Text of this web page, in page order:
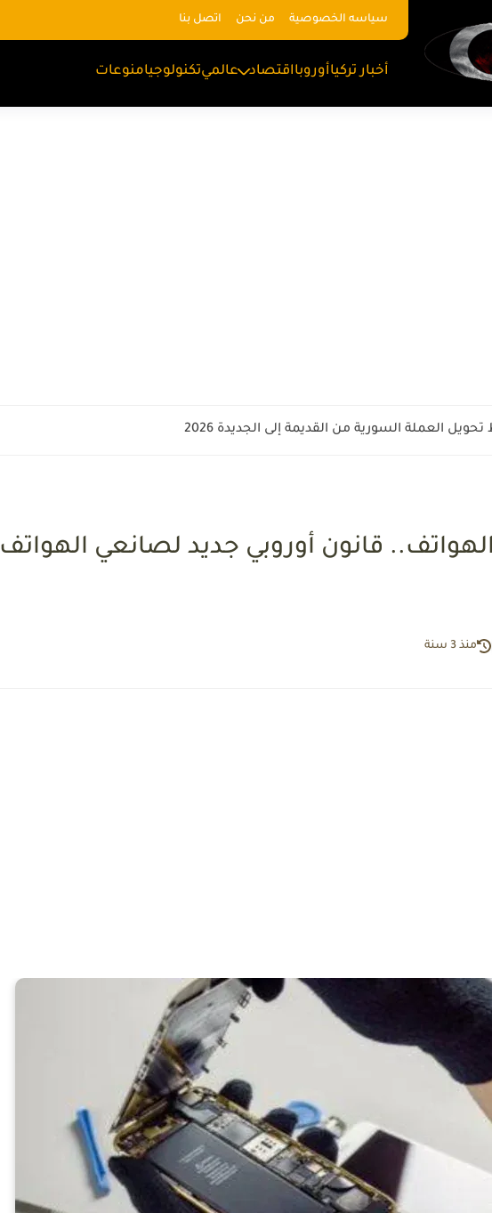
سياسه الخصوصية من نحن اتصل بنا
أخبار تركياأوروبااقتصاد عالميتكنولوجيامنوعات
تحويل العملة السورية من القديمة إلى الجديدة 2026
قانون أوروبي جديد لصانعي الهواتف
منذ 3 سنة